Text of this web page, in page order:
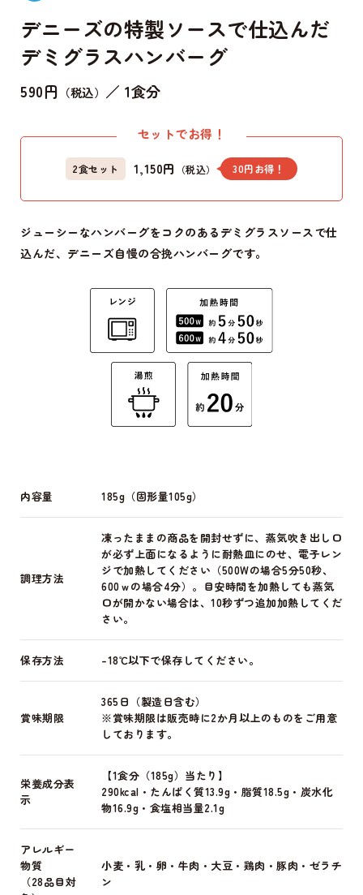
デニーズの特製ソースで仕込んだ
デミグラスハンバーグ
590円 （税込） ／ 1食分
セットでお得！
2食セット 1,150円 （税込） 30円お得！
ジューシーなハンバーグをコクのあるデミグラスソースで仕
込んだ、デニーズ自慢の合挽ハンバーグです。
内容量 185g（固形量105g）
調理方法
凍ったままの商品を開封せずに、蒸気吹き出し口
が必ず上面になるように耐熱皿にのせ、電子レン
ジで加熱してください（500Wの場合5分50秒、
600ｗの場合4分）。目安時間を加熱しても蒸気
口が開かない場合は、10秒ずつ追加加熱してくだ
さい。
保存方法 -18℃以下で保存してください。
賞味期限
365日（製造日含む）
※賞味期限は販売時に2か月以上のものをご用意
しております。
栄養成分表
示
【1食分（185g）当たり】
290kcal・たんぱく質13.9g・脂質18.5g・炭水化
物16.9g・食塩相当量2.1g
アレルギー
物質
（28品目対
小麦・乳・卵・牛肉・大豆・鶏肉・豚肉・ゼラチ
ン